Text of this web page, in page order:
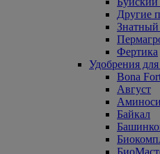
Другие
Фертика
Удобрения
Bona
Август
Байкал